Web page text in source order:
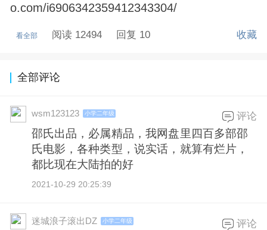
o.com/i6906342359412343304/
看全部 阅读 12494 回复 10 收藏
全部评论
wsm123123 小学二年级
邵氏出品，必属精品，我网盘里四百多部邵
氏电影，各种类型，说实话，就算有烂片，
都比现在大陆拍的好
2021-10-29 20:25:39
评论
迷城浪子滚出DZ 小学二年级 评论